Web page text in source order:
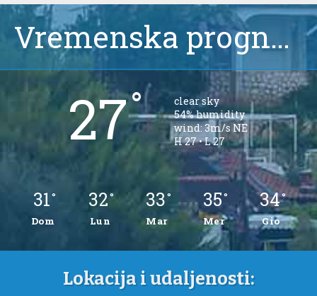
Vremenska prognoza, Čiovo, Okrug Gornji
27°
clear sky
54% humidity
wind: 3m/s NE
H 27 • L 27
31°
Dom
32°
Lun
33°
Mar
35°
Mer
34°
Gio
Lokacija i udaljenosti: